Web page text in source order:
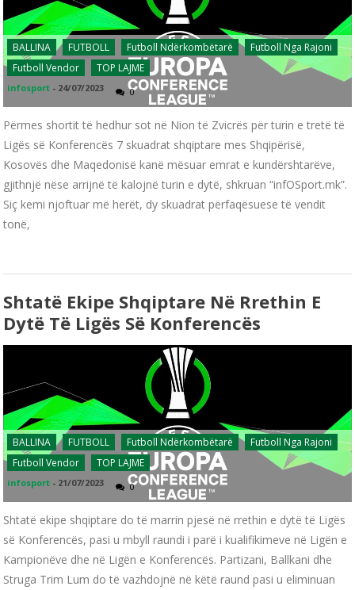
BALLINA FUTBOLL Futboll Ndërkombëtarë
Futboll Nga Rajoni
Futboll Vendor
TOP LAJME
infosport - 24/07/2023 0
Përmes shortit të hedhur sot në Nion të Zvicrës për turin e tretë të
Ligës së Konferencës 7 skuadrat shqiptare mes Shqipërisë,
Kosovës dhe Maqedonisë kanë mësuar emrat e kundërshtarëve,
gjithnjë nëse arrijnë të kalojnë turin e dytë, shkruan “infOSport.mk”.
Siç kemi njoftuar më herët, dy skuadrat përfaqësuese të vendit
tonë,
Shtatë Ekipe Shqiptare Në Rrethin E
Dytë Të Ligës Së Konferencës
BALLINA FUTBOLL Futboll Ndërkombëtarë
Futboll Nga Rajoni
Futboll Vendor
TOP LAJME
infosport - 21/07/2023 0
Shtatë ekipe shqiptare do të marrin pjesë në rrethin e dytë të Ligës
së Konferencës, pasi u mbyll raundi i parë i kualifikimeve në Ligën e
Kampionëve dhe në Ligën e Konferencës. Partizani, Ballkani dhe
Struga Trim Lum do të vazhdojnë në këtë raund pasi u eliminuan